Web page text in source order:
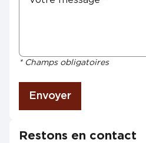
* Champs obligatoires
Envoyer
Restons en contact